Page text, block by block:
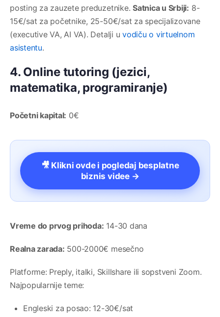
posting za zauzete preduzetnike.Satnica u Srbiji: 8-
15€/sat za početnike, 25-50€/sat za specijalizovane
(executive VA, AI VA). Detalji uvodiču o virtuelnom
asistentu.
4. Online tutoring (jezici,
matematika, programiranje)
Početni kapital: 0€
🎥 Klikni ovde i pogledaj besplatne
biznis videe →
Vreme do prvog prihoda: 14-30 dana
Realna zarada: 500-2000€ mesečno
Platforme: Preply, italki, Skillshare ili sopstveni Zoom.
Najpopularnije teme:
Engleski za posao: 12-30€/sat